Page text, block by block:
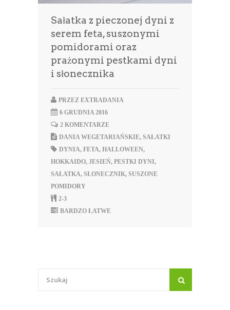
Sałatka z pieczonej dyni z
serem feta, suszonymi
pomidorami oraz
prażonymi pestkami dyni
i słonecznika
PRZEZ EXTRADANIA
6 GRUDNIA 2016
2 KOMENTARZE
DANIA WEGETARIAŃSKIE, SAŁATKI
DYNIA, FETA, HALLOWEEN,
HOKKAIDO, JESIEŃ, PESTKI DYNI,
SAŁATKA, SŁONECZNIK, SUSZONE
POMIDORY
2-3
BARDZO ŁATWE